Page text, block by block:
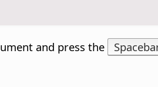
and press the